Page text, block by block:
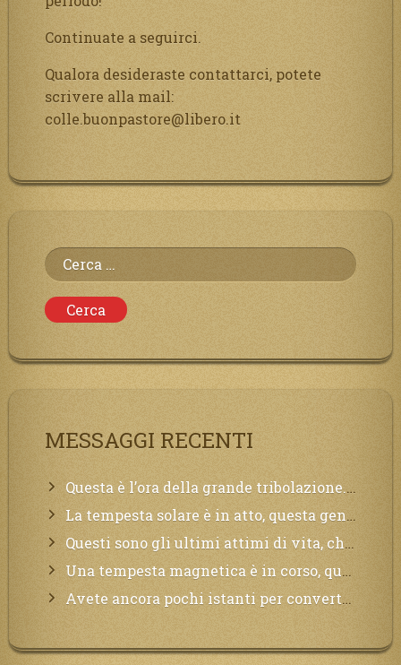
Continuate a seguirci.
Qualora desideraste contattarci, potete
scrivere alla mail:
colle.buonpastore@libero.it
Ricerca
per:
MESSAGGI RECENTI
Questa è l’ora della grande tribolazione. Volgetemi il vostro cuore
La tempesta solare è in atto, questa generazione soffrirà molto, la Terra arderà, l’acqua sarà contaminata, il cibo non sarà più nelle vostre mense.
Questi sono gli ultimi attimi di vita, chi si vuole salvare Mi chiami in suo aiuto.
Una tempesta magnetica è in corso, questa generazione patirà. Il black out non tarderà ad arrivare e tutta la Terra sarà oscurata.
Avete ancora pochi istanti per convertirvi, non perdete tempo, la sciagura arriverà all’improvviso e per chi non si sarà preparato saranno dolori.